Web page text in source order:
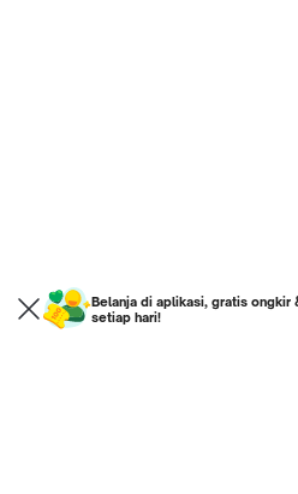
Belanja di aplikasi, gratis ongkir
setiap hari!